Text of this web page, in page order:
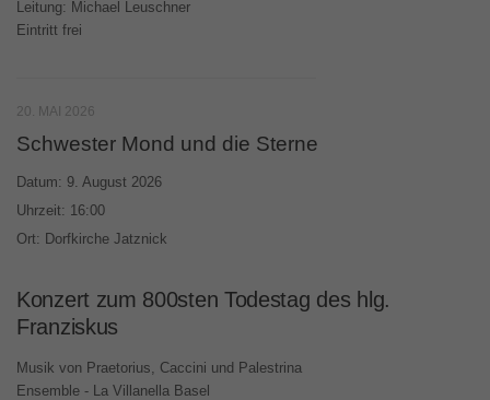
Leitung: Michael Leuschner
Eintritt frei
20. MAI 2026
Schwester Mond und die Sterne
Datum: 9. August 2026
Uhrzeit: 16:00
Ort: Dorfkirche Jatznick
Konzert zum 800sten Todestag des hlg.
Franziskus
Musik von Praetorius, Caccini und Palestrina
Ensemble - La Villanella Basel